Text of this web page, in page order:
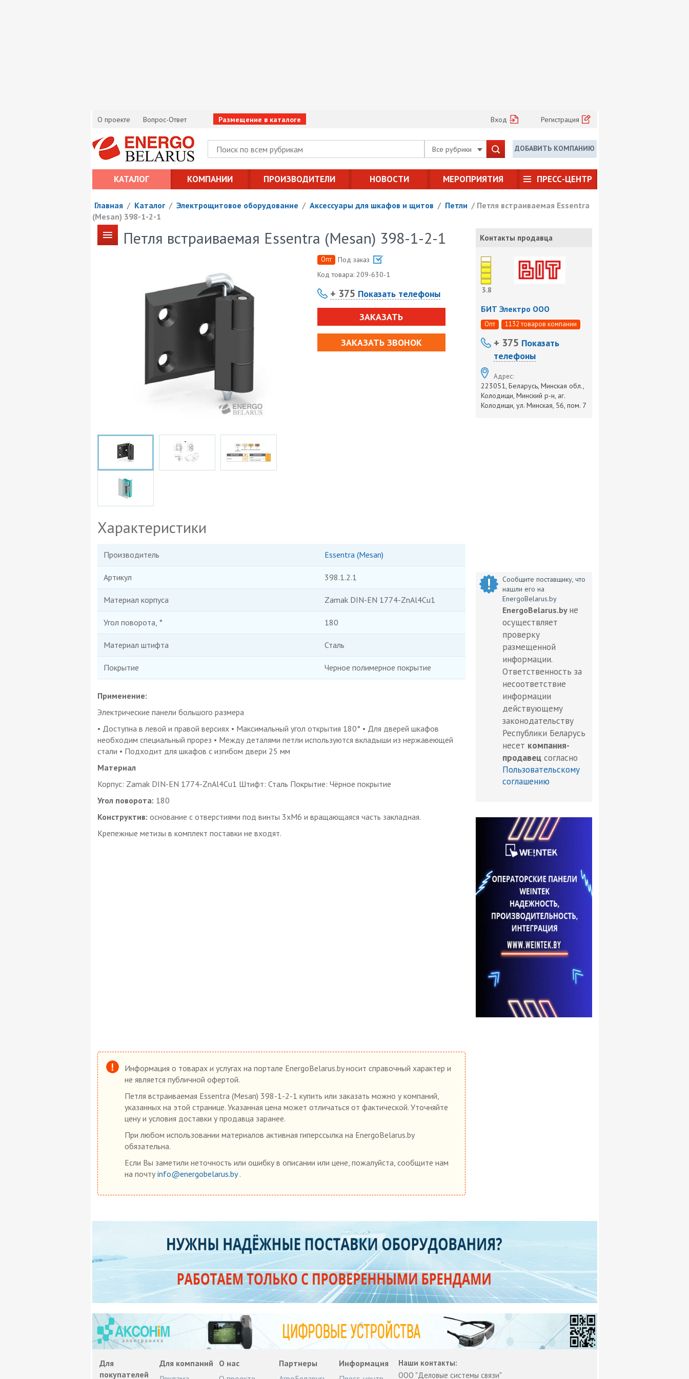
О проекте Вопрос-Ответ Размещение в каталоге Вход Регистрация
Все рубрики ДОБАВИТЬ КОМПАНИЮ
КАТАЛОГ КОМПАНИИ ПРОИЗВОДИТЕЛИ НОВОСТИ МЕРОПРИЯТИЯ ПРЕСС-ЦЕНТР
Главная / Каталог / Электрощитовое оборудование / Аксессуары для шкафов и щитов / Петли / Петля встраиваемая Essentra
(Mesan) 398-1-2-1
Петля встраиваемая Essentra (Mesan) 398-1-2-1
Опт
Под заказ
Код товара: 209-630-1
+ 375 Показать телефоны
ЗАКАЗАТЬ
ЗАКАЗАТЬ ЗВОНОК
Характеристики
Производитель Essentra (Mesan)
Артикул 398.1.2.1
Материал корпуса Zamak DIN-EN 1774-ZnAl4Cu1
Угол поворота, ° 180
Материал штифта Сталь
Покрытие Черное полимерное покрытие
Применение:
Электрические панели большого размера
• Доступна в левой и правой версиях • Максимальный угол открытия 180° • Для дверей шкафов
необходим специальный прорез • Между деталями петли используются вкладыши из нержавеющей
стали • Подходит для шкафов с изгибом двери 25 мм
Материал
Корпус: Zamak DIN-EN 1774-ZnAl4Cu1 Штифт: Сталь Покрытие: Чёрное покрытие
Угол поворота: 180
Конструктив: основание с отверстиями под винты 3хМ6 и вращающаяся часть закладная.
Крепежные метизы в комплект поставки не входят.
Контакты продавца
3.8
БИТ Электро ООО
Опт 1132 товаров компании
+ 375 Показать
телефоны
Адрес:
223051, Беларусь, Минская обл.,
Колодищи, Минский р-н, аг.
Колодищи, ул. Минская, 56, пом. 7
Сообщите поставщику, что
нашли его на
EnergoBelarus.by
EnergoBelarus.by не
осуществляет
проверку
размещенной
информации.
Ответственность за
несоответствие
информации
действующему
законодательству
Республики Беларусь
несет компания-
продавец согласно
Пользовательскому
соглашению
Информация о товарах и услугах на портале EnergoBelarus.by носит справочный характер и
не является публичной офертой.
Петля встраиваемая Essentra (Mesan) 398-1-2-1 купить или заказать можно у компаний,
указанных на этой странице. Указанная цена может отличаться от фактической. Уточняйте
цену и условия доставки у продавца заранее.
При любом использовании материалов активная гиперссылка на EnergoBelarus.by
обязательна.
Если Вы заметили неточность или ошибку в описании или цене, пожалуйста, сообщите нам
на почту info@energobelarus.by.
Для
покупателей
Для компаний
О нас
Партнеры
Информация
Наши контакты:
ООО "Деловые системы связи"